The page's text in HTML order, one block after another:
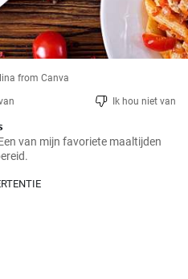
from Canva
Ik hou niet van
van mijn favoriete maaltijden